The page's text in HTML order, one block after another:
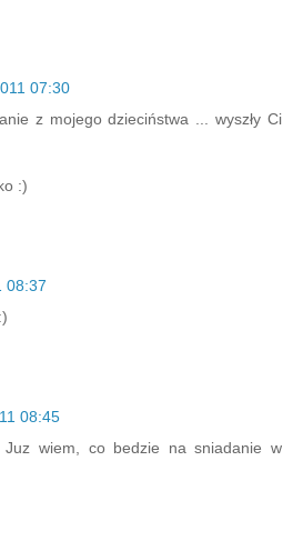
07:30
z mojego dzieciństwa ... wyszły Ci
:)
08:37
08:45
Juz wiem, co bedzie na sniadanie w